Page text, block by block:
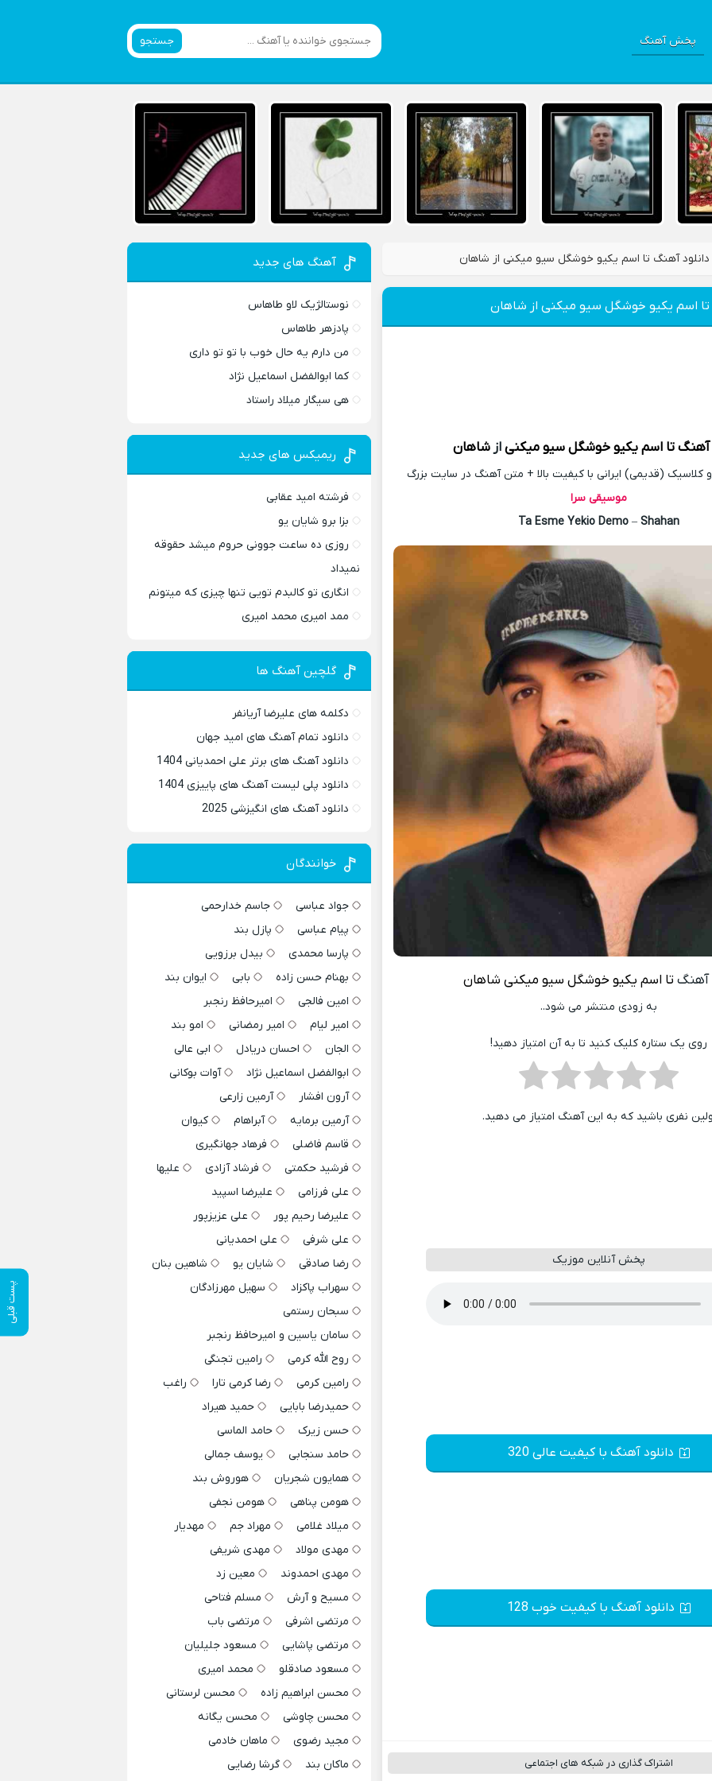
پخش آهنگ جستجو
دانلود آهنگ تا اسم یکیو خوشگل سیو میکنی از شاهان
پست قبلی
تا اسم یکیو خوشگل سیو میکنی از شاهان
آهنگ تا اسم یکیو خوشگل سیو میکنی ازشاهان
(قدیمی) ایرانی با کیفیت بالا + متن آهنگ در سایت بزرگ
موسیقی سرا
Ta Esme Yekio Demo –Shahan
آهنگ تا اسم یکیو خوشگل سیو میکنی شاهان
به زودی منتشر می شود..
روی یک ستاره کلیک کنید تا به آن امتیاز دهید!
نفری باشید که به این آهنگ امتیاز می دهید.
پخش آنلاین موزیک
دانلود آهنگ با کیفیت عالی 320
دانلود آهنگ با کیفیت خوب 128
اشتراک گذاری در شبکه های اجتماعی
آهنگ های جدید
نوستالژیک لاو طاهاس
پادزهر طاهاس
من دارم یه حال خوب با تو تو داری
کما ابوالفضل اسماعیل نژاد
هی سیگار میلاد راستاد
ریمیکس های جدید
فرشته امید عقابی
بزا برو شایان یو
روزی ده ساعت جوونی حروم میشد حقوقه
نمیداد
انگاری تو کالبدم تویی تنها چیزی که میتونم
ممد امیری محمد امیری
گلچین آهنگ ها
دکلمه های علیرضا آریانفر
دانلود تمام آهنگ های امید جهان
دانلود آهنگ های برتر علی احمدیانی 1404
دانلود پلی لیست آهنگ های پاییزی 1404
دانلود آهنگ های انگیزشی 2025
خوانندگان
جواد عباسی
جاسم خدارحمی
پیام عباسی
پازل بند
پارسا محمدی
بیدل برزویی
بهنام حسن زاده
بابی
ایوان بند
امین فالجی
امیرحافظ رنجبر
امیر لیام
امیر رمضانی
امو بند
الجان
احسان دریادل
ابی عالی
ابوالفضل اسماعیل نژاد
آوات بوکانی
آرون افشار
آرمین زارعی
آرمین برمایه
آبراهام
کیوان
قاسم فاضلی
فرهاد جهانگیری
فرشید حکمتی
فرشاد آزادی
علیها
علی فرزامی
علیرضا اسپید
علیرضا رحیم پور
علی عزیزپور
علی شرفی
علی احمدیانی
رضا صادقی
شایان یو
شاهین بنان
سهراب پاکزاد
سهیل مهرزادگان
سبحان رستمی
سامان یاسین و امیرحافظ رنجبر
روح الله کرمی
رامین تجنگی
رامین کرمی
رضا کرمی تارا
راغب
حمیدرضا بابایی
حمید هیراد
حسن زیرک
حامد الماسی
حامد سنجابی
یوسف جمالی
همایون شجریان
هوروش بند
هومن پناهی
هومن نجفی
میلاد غلامی
مهراد جم
مهدیار
مهدی مولاد
مهدی شریفی
مهدی احمدوند
معین زد
مسیح و آرش
مسلم فتاحی
مرتضی اشرفی
مرتضی باب
مرتضی پاشایی
مسعود جلیلیان
مسعود صادقلو
محمد امیری
محسن ابراهیم زاده
محسن لرستانی
محسن چاوشی
محسن یگانه
مجید رضوی
ماهان خادمی
ماکان بند
گرشا رضایی